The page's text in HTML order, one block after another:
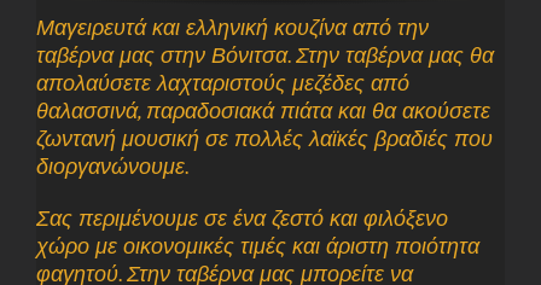
Μαγειρευτά και ελληνική κουζίνα από την
ταβέρνα μας στην Βόνιτσα. Στην ταβέρνα μας θα
απολαύσετε λαχταριστούς μεζέδες από
θαλασσινά, παραδοσιακά πιάτα και θα ακούσετε
ζωντανή μουσική σε πολλές λαϊκές βραδιές που
διοργανώνουμε.
Σας περιμένουμε σε ένα ζεστό και φιλόξενο
χώρο με οικονομικές τιμές και άριστη ποιότητα
φαγητού. Στην ταβέρνα μας μπορείτε να